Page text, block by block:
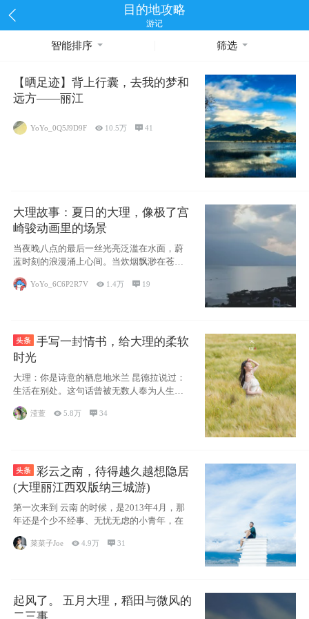
目的地攻略
游记
智能排序 筛选
【晒足迹】背上行囊，去我的梦和
远方——丽江
YoYo_0Q5J9D9F  10.5万 41
大理故事：夏日的大理，像极了宫
崎骏动画里的场景
当夜晚八点的最后一丝光亮泛滥在水面，蔚
蓝时刻的浪漫涌上心间。当炊烟飘渺在苍山
YoYo_6C6P2R7V  1.4万  19
手写一封情书，给大理的柔软
时光
大理：你是诗意的栖息地米兰 昆德拉说过：
生活在别处。这句话曾被无数人奉为人生信
条，并
滢萱 5.8万 34
彩云之南，待得越久越想隐居
(大理丽江西双版纳三城游)
第一次来到 云南 的时候，是2013年4月，那
年还是个少不经事、无忧无虑的小青年，在
菜菜子Joe 4.9万  31
起风了。 五月大理，稻田与微风的